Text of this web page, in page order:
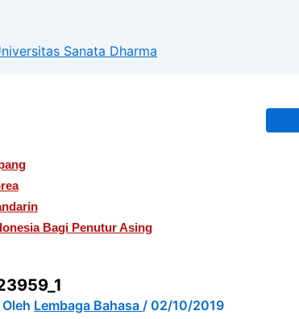
Sanata Dharma
Bagi Penutur Asing
Purposes
Purposes
Lembaga Bahasa / 02/10/2019